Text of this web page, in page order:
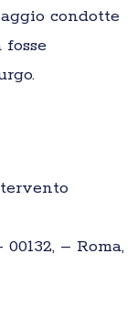
condotte
– Roma,